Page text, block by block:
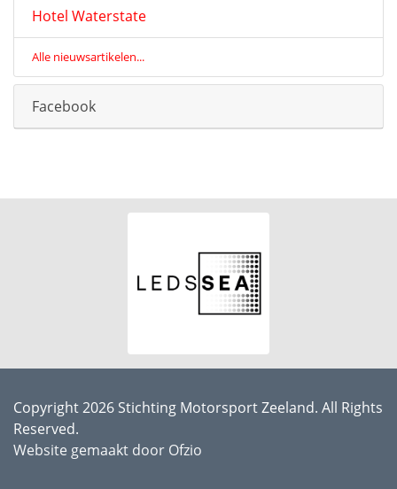
Hotel Waterstate
Alle nieuwsartikelen...
Facebook
Copyright 2026 Stichting Motorsport Zeeland. All Rights
Reserved.
Website gemaakt door Ofzio